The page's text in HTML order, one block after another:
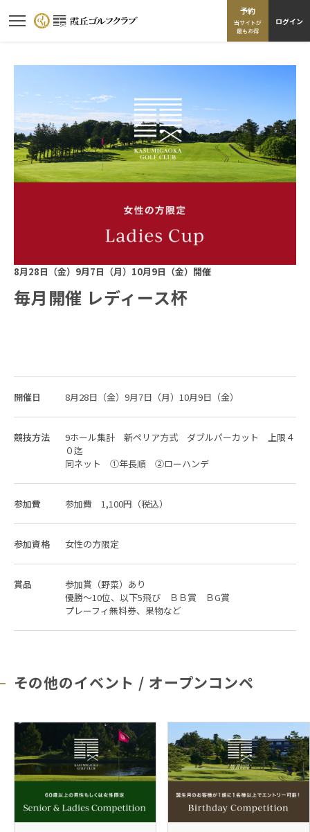
予約
当サイトが
最もお得
ログイン
8月28日（金）9月7日（月）10月9日（金）開催
毎月開催 レディース杯
開催日 8月28日（金）9月7日（月）10月9日（金）
競技方法
9ホール集計 新ペリア方式 ダブルパーカット 上限４
０迄
同ネット ①年長順 ②ローハンデ
参加費 参加費 1,100円（税込）
参加資格 女性の方限定
賞品
参加賞（野菜）あり
優勝～10位、以下5飛び ＢＢ賞 ＢG賞
プレーフィ無料券、果物など
その他のイベント / オープンコンペ